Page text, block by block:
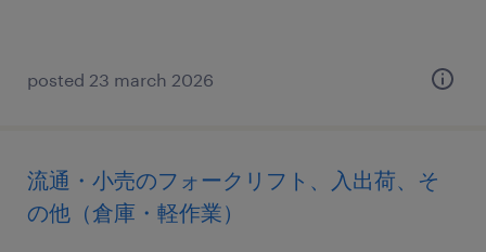
posted 23 march 2026
流通・小売のフォークリフト、入出荷、そ
の他（倉庫・軽作業）